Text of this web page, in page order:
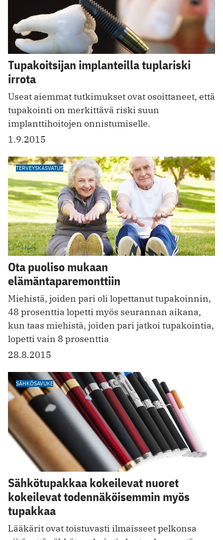
Tupakoitsijan implanteilla tuplariski
irrota
Useat aiemmat tutkimukset ovat osoittaneet, että
tupakointi on merkittävä riski suun
implanttihoitojen onnistumiselle.
1.9.2015
TERVEYSKASVATUS
Ota puoliso mukaan
elämäntaparemonttiin
Miehistä, joiden pari oli lopettanut tupakoinnin,
48 prosenttia lopetti myös seurannan aikana,
kun taas miehistä, joiden pari jatkoi tupakointia,
lopetti vain 8 prosenttia
28.8.2015
SÄHKÖSAVUKE
Sähkötupakkaa kokeilevat nuoret
kokeilevat todennäköisemmin myös
tupakkaa
Lääkärit ovat toistuvasti ilmaisseet pelkonsa